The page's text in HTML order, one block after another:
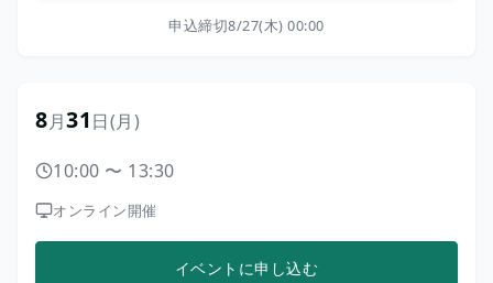
申込締切8/27(木) 00:00
8月31日(月)
10:00 〜 13:30
オンライン開催
イベントに申し込む